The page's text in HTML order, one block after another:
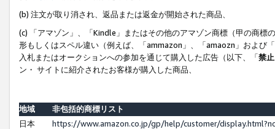
(b) 注文が取り消され、返品または返金が開始された商品、
(c) 「アマゾン」、「Kindle」またはその他のアマゾン商標（甲の商
形もしくはスペル違い（例えば、「ammazon」、「amaozn」および
入札またはオークションへの参加を通じて購入した広告（以下、「禁
ン・ サイトに紹介されたお客様が購入した商品、
地域
非包括的商標リスト
日本
https://www.amazon.co.jp/gp/help/customer/